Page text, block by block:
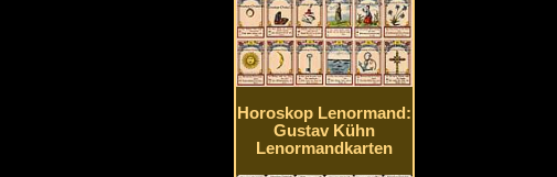
Horoskop Lenormand:
Gustav Kühn
Lenormandkarten